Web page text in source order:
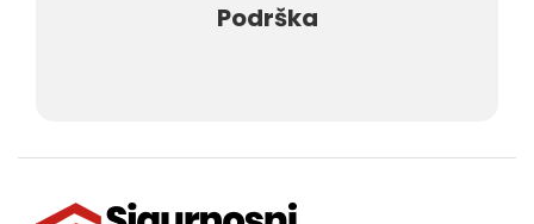
Podrška